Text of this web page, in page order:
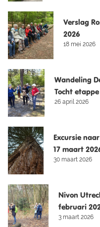
Verslag
2026
18 mei 2026
Wandeling
Tocht etappe
26 april 2026
Excursie
17 maart
30 maart 2026
Nivon
februari
3 maart 2026